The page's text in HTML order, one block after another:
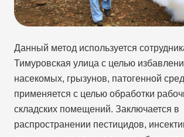
Данный метод используется
Тимуровская улица с целью
насекомых, грызунов, патогенной
применяется с целью обработки
складских помещений. Заключается в
распространении пестицидов,